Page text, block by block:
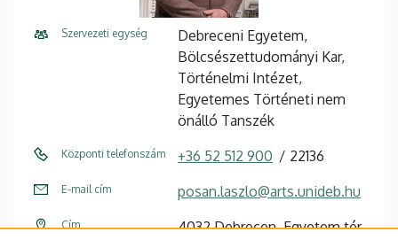
Szervezeti egység
Debreceni Egyetem,
Bölcsészettudományi Kar,
Történelmi Intézet,
Egyetemes Történeti nem
önálló Tanszék
Központi telefonszám +36 52 512 900 22136
E-mail cím posan.laszlo@arts.unideb.hu
Cím
4032 Debrecen, Egyetem tér